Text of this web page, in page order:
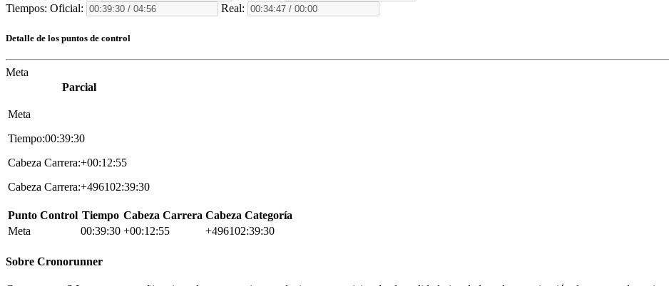
Tiempos: Oficial: Real:
Detalle de los puntos de control
Meta
Parcial
Meta
Tiempo:00:39:30
Cabeza Carrera:+00:12:55
Cabeza Carrera:+496102:39:30
Punto Control Tiempo Cabeza Carrera Cabeza Categoría
Meta
00:39:30 +00:12:55 +496102:39:30
Sobre Cronorunner